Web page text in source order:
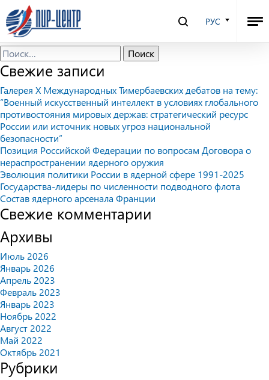
РУС
Research and Applied Analysis:
Ongoing Projects
Найти:
Свежие записи
Галерея X Международных Тимербаевских дебатов на тему:
“Военный искусственный интеллект в условиях глобального
противостояния мировых держав: стратегический ресурс
России или источник новых угроз национальной
безопасности”
Позиция Российской Федерации по вопросам Договора о
нераспространении ядерного оружия
Эволюция политики России в ядерной сфере 1991-2025
Государства-лидеры по численности подводного флота
Состав ядерного арсенала Франции
Свежие комментарии
Архивы
Июль 2026
Январь 2026
Апрель 2023
Февраль 2023
Январь 2023
Ноябрь 2022
Август 2022
Май 2022
Октябрь 2021
Рубрики